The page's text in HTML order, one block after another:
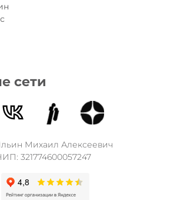
сети
Михаил Алексеевич
321774600057247